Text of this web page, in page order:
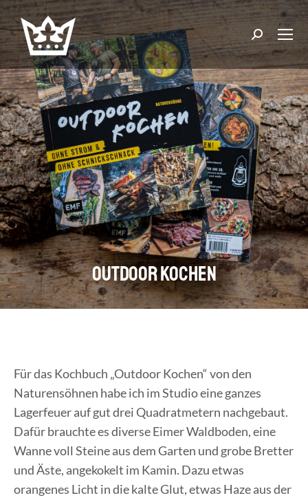
Suchen:
Outdoor Kochen
Für das Kochbuch „Outdoor Kochen“ von den
Naturensöhnen habe ich im Studio eine ganzes
Lagerfeuer auf gut drei Quadratmetern nachgebaut.
Dafür brauchte es diverse Eimer Waldboden, eine
Wanne voll Steine aus dem Garten und grobe Bretter
und Äste, angekokelt im Kamin. Dazu etwas
orangenes Licht in die kalte Glut, etwas Haze aus der